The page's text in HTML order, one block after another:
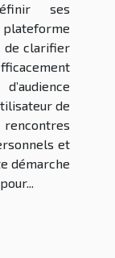
ses
plateforme
de clarifier
de
et
démarche